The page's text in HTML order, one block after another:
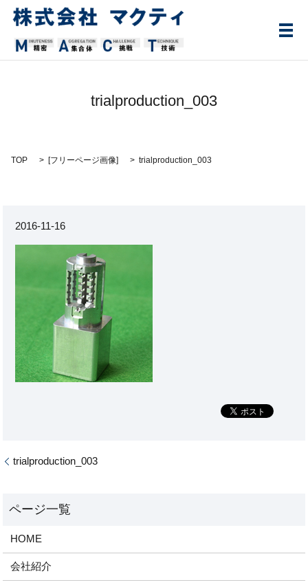
メ
trialproduction_003
TOP [フリーページ画像] trialproduction_003
2016-11-16
trialproduction_003
HOME
会社紹介